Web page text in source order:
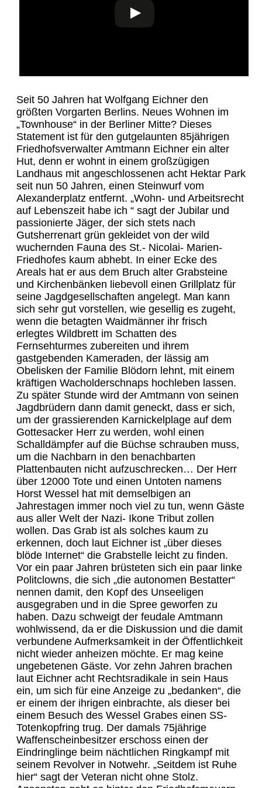
Seit 50 Jahren hat Wolfgang Eichner den
größten Vorgarten Berlins. Neues Wohnen im
„Townhouse“ in der Berliner Mitte? Dieses
Statement ist für den gutgelaunten 85jährigen
Friedhofsverwalter Amtmann Eichner ein alter
Hut, denn er wohnt in einem großzügigen
Landhaus mit angeschlossenen acht Hektar Park
seit nun 50 Jahren, einen Steinwurf vom
Alexanderplatz entfernt. „Wohn- und Arbeitsrecht
auf Lebenszeit habe ich “ sagt der Jubilar und
passionierte Jäger, der sich stets nach
Gutsherrenart grün gekleidet von der wild
wuchernden Fauna des St.- Nicolai- Marien-
Friedhofes kaum abhebt. In einer Ecke des
Areals hat er aus dem Bruch alter Grabsteine
und Kirchenbänken liebevoll einen Grillplatz für
seine Jagdgesellschaften angelegt. Man kann
sich sehr gut vorstellen, wie gesellig es zugeht,
wenn die betagten Waidmänner ihr frisch
erlegtes Wildbrett im Schatten des
Fernsehturmes zubereiten und ihrem
gastgebenden Kameraden, der lässig am
Obelisken der Familie Blödorn lehnt, mit einem
kräftigen Wacholderschnaps hochleben lassen.
Zu später Stunde wird der Amtmann von seinen
Jagdbrüdern dann damit geneckt, dass er sich,
um der grassierenden Karnickelplage auf dem
Gottesacker Herr zu werden, wohl einen
Schalldämpfer auf die Büchse schrauben muss,
um die Nachbarn in den benachbarten
Plattenbauten nicht aufzuschrecken… Der Herr
über 12000 Tote und einen Untoten namens
Horst Wessel hat mit demselbigen an
Jahrestagen immer noch viel zu tun, wenn Gäste
aus aller Welt der Nazi- Ikone Tribut zollen
wollen. Das Grab ist als solches kaum zu
erkennen, doch laut Eichner ist „über dieses
blöde Internet“ die Grabstelle leicht zu finden.
Vor ein paar Jahren brüsteten sich ein paar linke
Politclowns, die sich „die autonomen Bestatter“
nennen damit, den Kopf des Unseeligen
ausgegraben und in die Spree geworfen zu
haben. Dazu schweigt der feudale Amtmann
wohlwissend, da er die Diskussion und die damit
verbundene Aufmerksamkeit in der Öffentlichkeit
nicht wieder anheizen möchte. Er mag keine
ungebetenen Gäste. Vor zehn Jahren brachen
laut Eichner acht Rechtsradikale in sein Haus
ein, um sich für eine Anzeige zu „bedanken“, die
er einem der ihrigen einbrachte, als dieser bei
einem Besuch des Wessel Grabes einen SS-
Totenkopfring trug. Der damals 75jährige
Waffenscheinbesitzer erschoss einen der
Eindringlinge beim nächtlichen Ringkampf mit
seinem Revolver in Notwehr. „Seitdem ist Ruhe
hier“ sagt der Veteran nicht ohne Stolz.